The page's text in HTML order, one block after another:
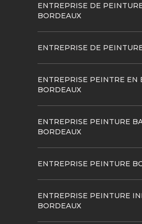
ENTREPRISE DE
BORDEAUX
ENTREPRISE DE
ENTREPRISE PEINTRE EN
BORDEAUX
ENTREPRISE PEINTURE
BORDEAUX
ENTREPRISE PEINTURE
ENTREPRISE PEINTURE
BORDEAUX